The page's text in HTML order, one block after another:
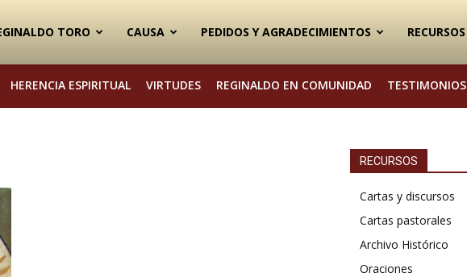
TORO CAUSA PEDIDOS Y AGRADECIMIENTOS RECURSOS
HERENCIA ESPIRITUAL VIRTUDES REGINALDO EN COMUNIDAD TESTIMONIOS
RECURSOS
Cartas y discursos
Cartas pastorales
Archivo Histórico
Oraciones